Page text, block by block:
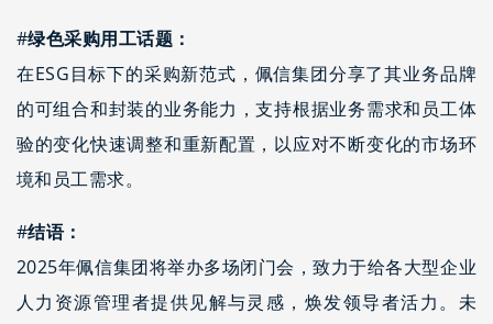
#绿色采购用工话题：
在ESG目标下的采购新范式，佩信集团分享了其业务品牌
的可组合和封装的业务能力，支持根据业务需求和员工体
验的变化快速调整和重新配置，以应对不断变化的市场环
境和员工需求。
#结语：
2025年佩信集团将举办多场闭门会，致力于给各大型企业
人力资源管理者提供见解与灵感，焕发领导者活力。未